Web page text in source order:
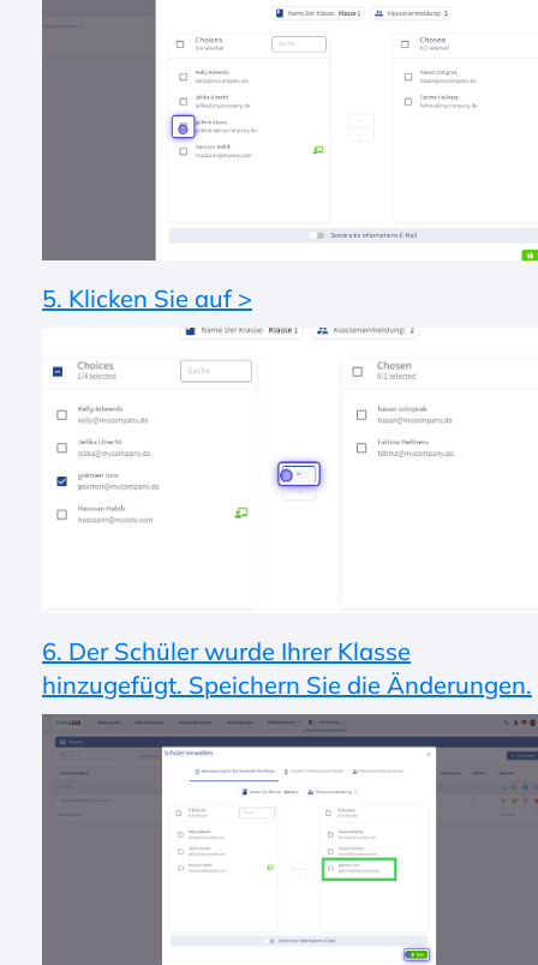
5. Klicken Sie auf >
6. Der Schüler wurde Ihrer Klasse
hinzugefügt. Speichern Sie die Änderungen.